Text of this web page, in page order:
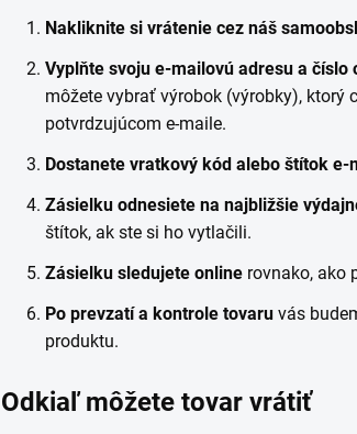
Nakliknite si vrátenie cez náš
Vyplňte svoju e-mailovú adresu a
môžete vybrať výrobok (výrobky), ktorý
potvrdzujúcom e-maile.
Dostanete vratkový kód alebo štítok e-
Zásielku odnesiete na najbližšie
štítok, ak ste si ho vytlačili.
Zásielku sledujete online rovnako, ako
Po prevzatí a kontrole tovaru vás
produktu.
Odkiaľ môžete tovar vrátiť